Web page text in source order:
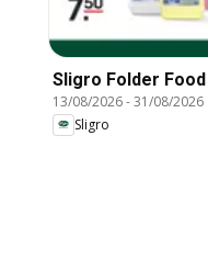
Sligro Folder Food
13/08/2026-31/08/2026
Sligro